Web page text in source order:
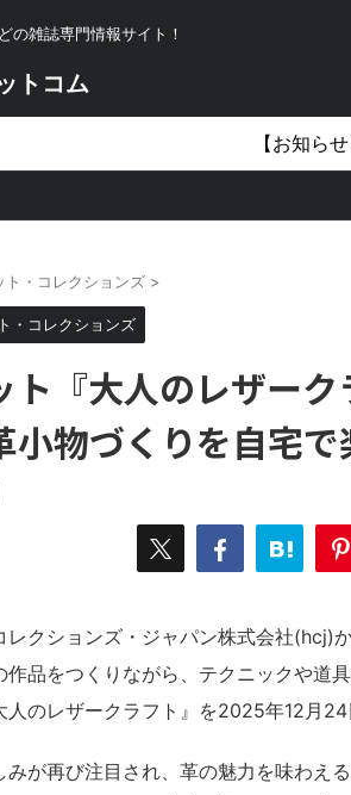
の雑誌専門情報サイト！
トコム
【お知ら
ト・コレクションズ >
・コレクションズ
ト『大人のレザー
小物づくりを自宅
レクションズ・ジャパン株式会社(hcj)
作品をつくりながら、テクニックや道
人のレザークラフト』を2025年12月24
が再び注目され、革の魅力を味わえる